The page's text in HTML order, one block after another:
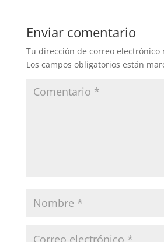
Enviar comentario
Tu dirección de correo electrónico
Los campos obligatorios están